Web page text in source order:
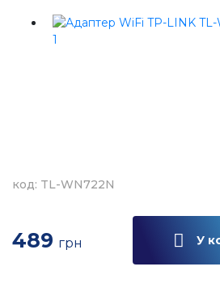
код: TL-WN722N
489 грн У